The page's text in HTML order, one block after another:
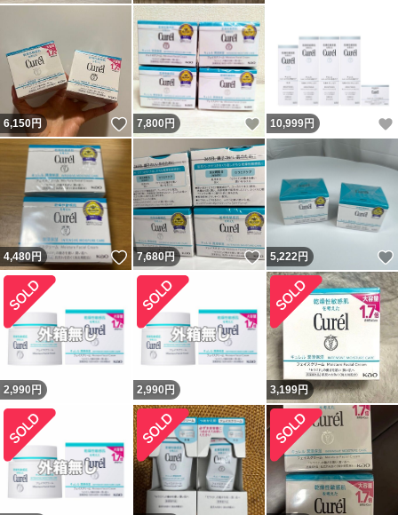
6,150円 いいね！
7,800 円 いいね！
10,999円
4,480円 いいね！
7,680円 いいね！
5,222円
2,990 円 2,990 円 3,199円